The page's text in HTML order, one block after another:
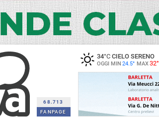
68.713
FANPAGE
34°CCIELO SERENO
OGGI MIN 24.5° MAX32°